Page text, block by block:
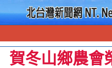
賀冬山鄉農會